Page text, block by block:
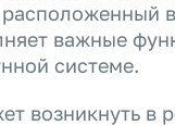
важные
системе.
возникнуть в